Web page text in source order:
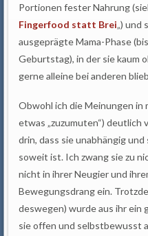
Portionen fester Nahrung
Fingerfood statt Brei„) und
ausgeprägte Mama-Phase
Geburtstag), in der sie kaum
gerne alleine bei anderen
Obwohl ich die Meinungen in
etwas „zuzumuten“) deutlich
drin, dass sie unabhängig
soweit ist. Ich zwang sie zu
nicht in ihrer Neugier und
Bewegungsdrang ein.
deswegen) wurde aus ihr
sie offen und selbstbewusst